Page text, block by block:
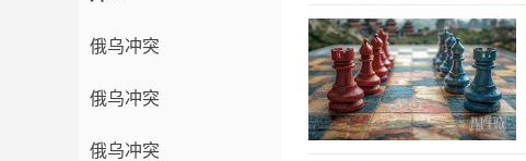
俄乌冲突
俄乌冲突
俄乌冲突